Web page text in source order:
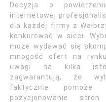
Decyzja o
internetowej
dla każdej firmy z
konkurować w sieci.
może wydawać się
mnogość ofert na
uwagi na kilka
zagwarantują, że
faktycznie pomoże
pozycjonowanie